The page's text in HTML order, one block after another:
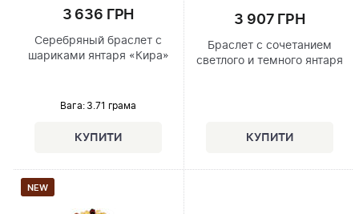
3 636 ГРН
Серебряный браслет с
шариками янтаря «Кира»
Вага: 3.71 грама
3 907 ГРН
Браслет с сочетанием
светлого и темного янтаря
NEW